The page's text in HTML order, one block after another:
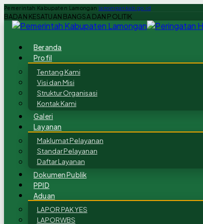
Pemerintah Kabupaten Lamongan lamongankab.go.id
BADAN KESATUAN BANGSA DAN POLITIK
Beranda
Profil
Tentang Kami
Visi dan Misi
Struktur Organisasi
Kontak Kami
Galeri
Layanan
Maklumat Pelayanan
Standar Pelayanan
Daftar Layanan
Dokumen Publik
PPID
Aduan
LAPOR PAK YES
LAPORWBS